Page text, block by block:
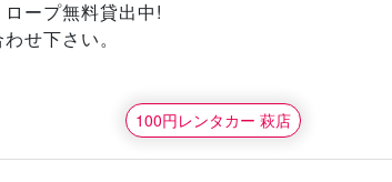
ープ無料貸出中!
せ下さい。
100円レンタカー 萩店